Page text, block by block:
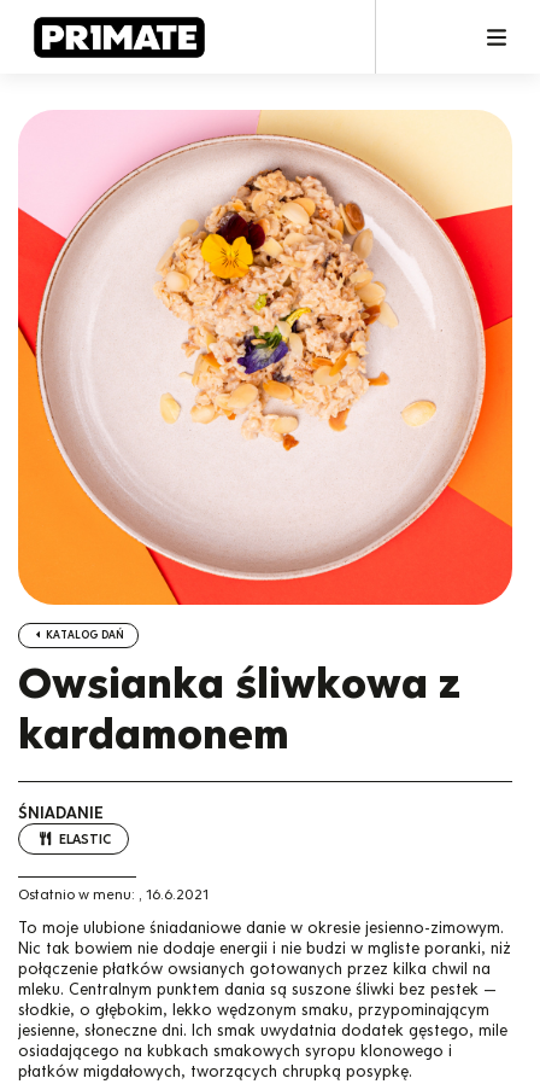
KATALOG DAŃ
Owsianka śliwkowa z
kardamonem
ŚNIADANIE
ELASTIC
Ostatnio w menu: , 16.6.2021
To moje ulubione śniadaniowe danie w okresie jesienno-zimowym.
Nic tak bowiem nie dodaje energii i nie budzi w mgliste poranki, niż
połączenie płatków owsianych gotowanych przez kilka chwil na
mleku. Centralnym punktem dania są suszone śliwki bez pestek —
słodkie, o głębokim, lekko wędzonym smaku, przypominającym
jesienne, słoneczne dni. Ich smak uwydatnia dodatek gęstego, mile
osiadającego na kubkach smakowych syropu klonowego i
płatków migdałowych, tworzących chrupką posypkę.